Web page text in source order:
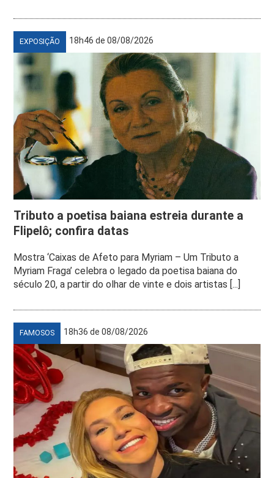
EXPOSIÇÃO 18h46 de 08/08/2026
Tributo a poetisa baiana estreia durante a
Flipelô; confira datas
Mostra ‘Caixas de Afeto para Myriam – Um Tributo a
Myriam Fraga’ celebra o legado da poetisa baiana do
século 20, a partir do olhar de vinte e dois artistas [...]
FAMOSOS 18h36 de 08/08/2026